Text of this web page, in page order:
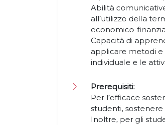
Abilità
all’utilizzo della
economico-
Capacità di
applicare metodi
individuale e le
Prerequisiti:
Per l’efficace
studenti,
Inoltre, per gli